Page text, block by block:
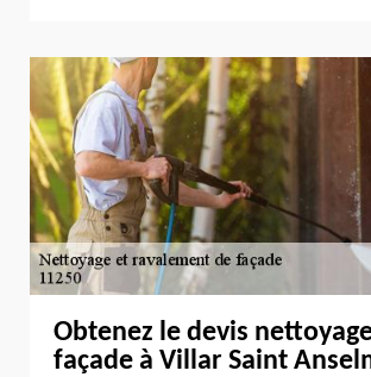
Obtenez le devis
façade à Villar Saint